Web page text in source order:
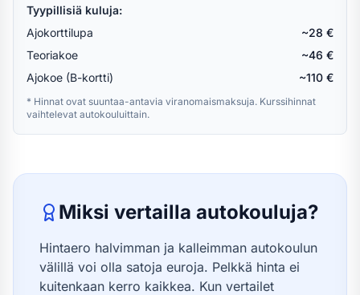
Tyypillisiä kuluja:
Ajokorttilupa
~28 €
Teoriakoe
~46 €
Ajokoe (B-kortti)
~110 €
* Hinnat ovat suuntaa-antavia viranomaismaksuja. Kurssihinnat
vaihtelevat autokouluittain.
Miksi vertailla autokouluja?
Hintaero halvimman ja kalleimman autokoulun
välillä voi olla satoja euroja. Pelkkä hinta ei
kuitenkaan kerro kaikkea. Kun vertailet